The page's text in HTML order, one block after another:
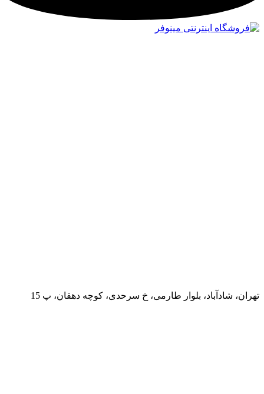
تهران، شادآباد، بلوار طارمی، خ سرحدی، کوچه دهقان، پ 15